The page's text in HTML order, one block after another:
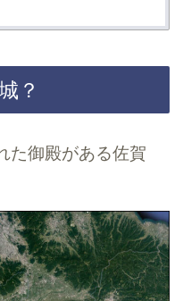
？
た御殿がある佐賀